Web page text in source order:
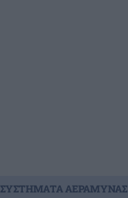
ΣΥΣΤΗΜΑΤΑ ΑΕΡΑΜΥΝΑΣ